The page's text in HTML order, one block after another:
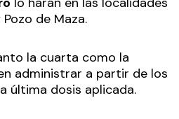
de Maza.
la cuarta como la
administrar a partir de los
última dosis aplicada.